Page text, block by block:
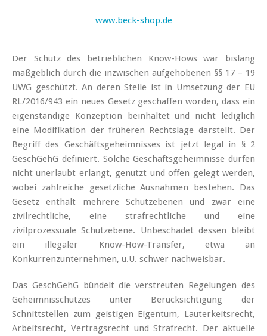
www.beck-shop.de
Der Schutz des betrieblichen Know-Hows war bislang
maßgeblich durch die inzwischen aufgehobenen §§ 17 – 19
UWG geschützt. An deren Stelle ist in Umsetzung der EU
RL/2016/943 ein neues Gesetz geschaffen worden, dass ein
eigenständige Konzeption beinhaltet und nicht lediglich
eine Modifikation der früheren Rechtslage darstellt. Der
Begriff des Geschäftsgeheimnisses ist jetzt legal in § 2
GeschGehG definiert. Solche Geschäftsgeheimnisse dürfen
nicht unerlaubt erlangt, genutzt und offen gelegt werden,
wobei zahlreiche gesetzliche Ausnahmen bestehen. Das
Gesetz enthält mehrere Schutzebenen und zwar eine
zivilrechtliche, eine strafrechtliche und eine
zivilprozessuale Schutzebene. Unbeschadet dessen bleibt
ein illegaler Know-How-Transfer, etwa an
Konkurrenzunternehmen, u.U. schwer nachweisbar.
Das GeschGehG bündelt die verstreuten Regelungen des
Geheimnisschutzes unter Berücksichtigung der
Schnittstellen zum geistigen Eigentum, Lauterkeitsrecht,
Arbeitsrecht, Vertragsrecht und Strafrecht. Der aktuelle